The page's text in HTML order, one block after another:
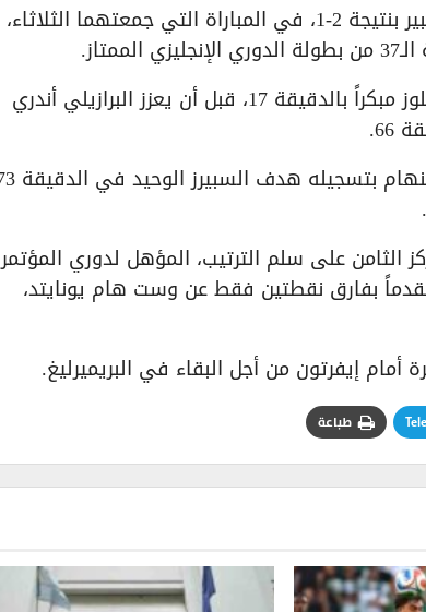
حقق فريق تشيلسي فوزاً ثميناً على ضيفه توتنهام هوتسبير بنتيجة 2-1، في المباراة التي جمعتهما الثلاثاء،
ونجح الأرجنتيني إينزو فرنانديز في افتتاح التسجيل لصالح البلوز مبكراً بالدقيقة 17، قبل أن يعزز البرازيلي أندري
رصيده إلى 52 نقطة في المركز الثامن على سلم الترتيب، المؤهل لدوري المؤتمر
بينما يواصل توتنهام معاناته في المركز الـ17 ، متقدماً بفارق نقطتين فقط عن وست هام يونايتد،
أمام إيفرتون من أجل البقاء في البريميرليغ.
طباعة